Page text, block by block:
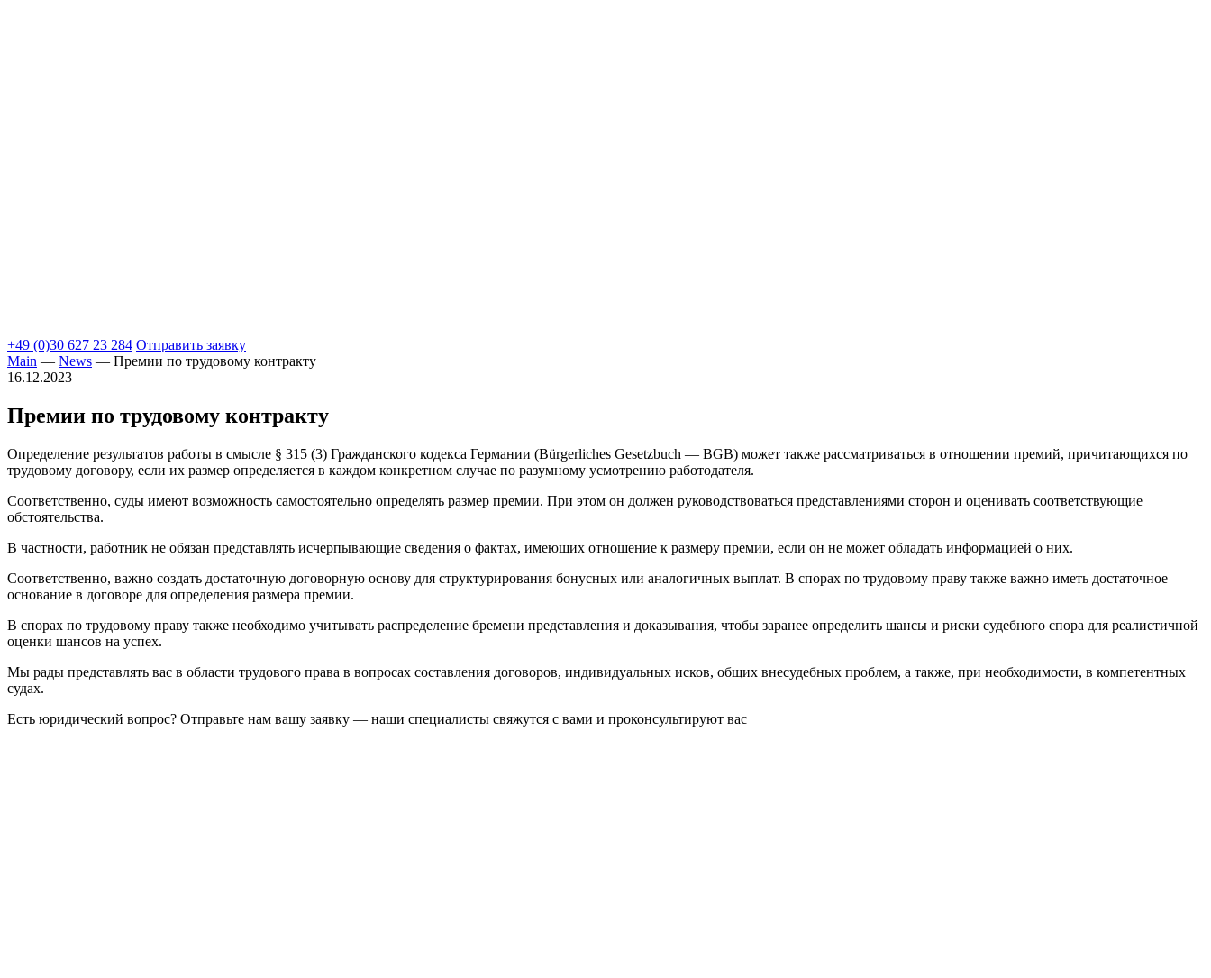
+49 (0)30 627 23 284 Отправить заявку
Main — News — Премии по трудовому контракту
16.12.2023
Премии по трудовому контракту
Определение результатов работы в смысле § 315 (3) Гражданского кодекса Германии (Bürgerliches Gesetzbuch — BGB) может также рассматриваться в отношении премий, причитающихся по
трудовому договору, если их размер определяется в каждом конкретном случае по разумному усмотрению работодателя.
Соответственно, суды имеют возможность самостоятельно определять размер премии. При этом он должен руководствоваться представлениями сторон и оценивать соответствующие
обстоятельства.
В частности, работник не обязан представлять исчерпывающие сведения о фактах, имеющих отношение к размеру премии, если он не может обладать информацией о них.
Соответственно, важно создать достаточную договорную основу для структурирования бонусных или аналогичных выплат. В спорах по трудовому праву также важно иметь достаточное
основание в договоре для определения размера премии.
В спорах по трудовому праву также необходимо учитывать распределение бремени представления и доказывания, чтобы заранее определить шансы и риски судебного спора для реалистичной
оценки шансов на успех.
Мы рады представлять вас в области трудового права в вопросах составления договоров, индивидуальных исков, общих внесудебных проблем, а также, при необходимости, в компетентных
судах.
Есть юридический вопрос? Отправьте нам вашу заявку — наши специалисты свяжутся с вами и проконсультируют вас